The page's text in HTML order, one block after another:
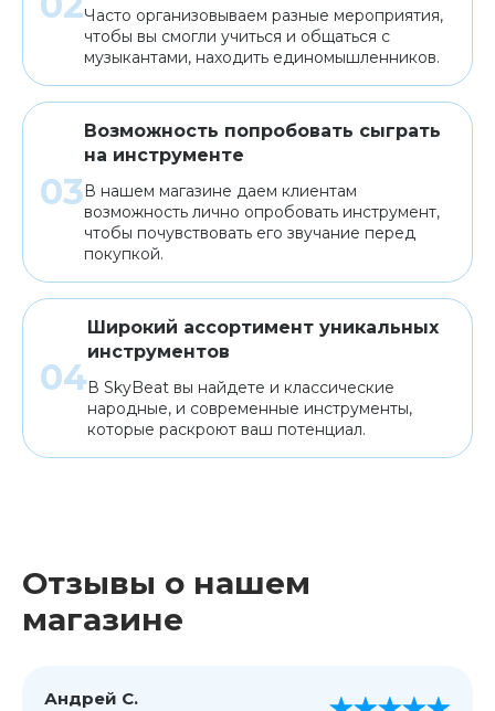
Часто организовываем разные мероприятия,
чтобы вы смогли учиться и общаться с
музыкантами, находить единомышленников.
Возможность попробовать сыграть
на инструменте
В нашем магазине даем клиентам
возможность лично опробовать инструмент,
чтобы почувствовать его звучание перед
покупкой.
Широкий ассортимент уникальных
инструментов
В SkyBeat вы найдете и классические
народные, и современные инструменты,
которые раскроют ваш потенциал.
Отзывы о нашем
магазине
Андрей С.